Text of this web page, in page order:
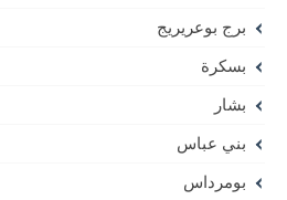
برج بوعريريج
بسكرة
بشار
بني عباس
بومرداس